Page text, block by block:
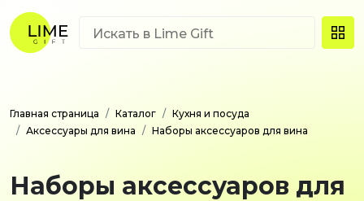
Главная страница Каталог
Кухня и посуда
Аксессуары для вина
Наборы аксессуаров для вина
Наборы аксессуаров для